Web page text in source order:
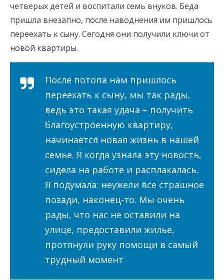
четверых детей и воспитали семь внуков. Беда
пришла внезапно, после наводнения им пришлось
переехать к сыну. Сегодня они получили ключи от
новой квартиры.
После потопа нам пришлось
переехать к сыну, мы так рады,
ведь это такая удача – получить
благоустроенную квартиру,
начинается новая жизнь в нашей
семье. Я когда узнала эту новость,
сидела на работе и расплакалась.
Я подумала: неужели все страшное
позади, наконец-то. Мы очень
рады, что нас не оставили на
улице, предоставили жилье,
протянули руку помощи в самый
трудный момент